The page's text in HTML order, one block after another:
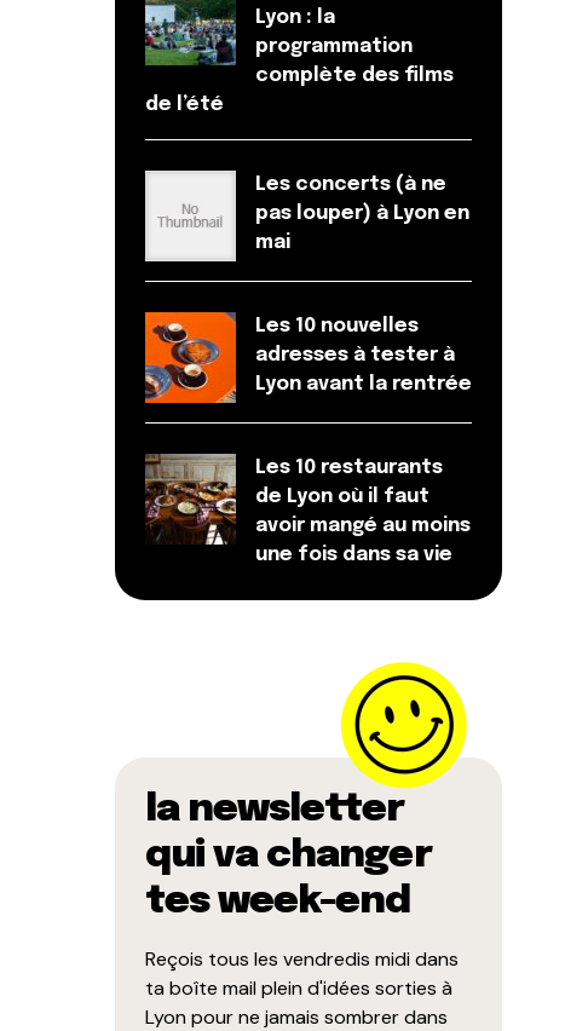
Lyon : la
programmation
complète des films
de l’été
Les concerts (à ne
pas louper) à Lyon en
mai
Les 10 nouvelles
adresses à tester à
Lyon avant la rentrée
Les 10 restaurants
de Lyon où il faut
avoir mangé au moins
une fois dans sa vie
la newsletter
qui va changer
tes week-end
Reçois tous les vendredis midi dans
ta boîte mail plein d'idées sorties à
Lyon pour ne jamais sombrer dans